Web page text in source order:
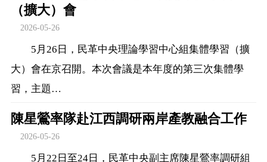
（擴大）會
2026-05-26
5月26日，民革中央理論學習中心組集體學習（擴
大）會在京召開。本次會議是本年度的第三次集體學
習，主題…
陳星鶯率隊赴江西調研兩岸產教融合工作
2026-05-26
5月22日至24日，民革中央副主席陳星鶯率調研組